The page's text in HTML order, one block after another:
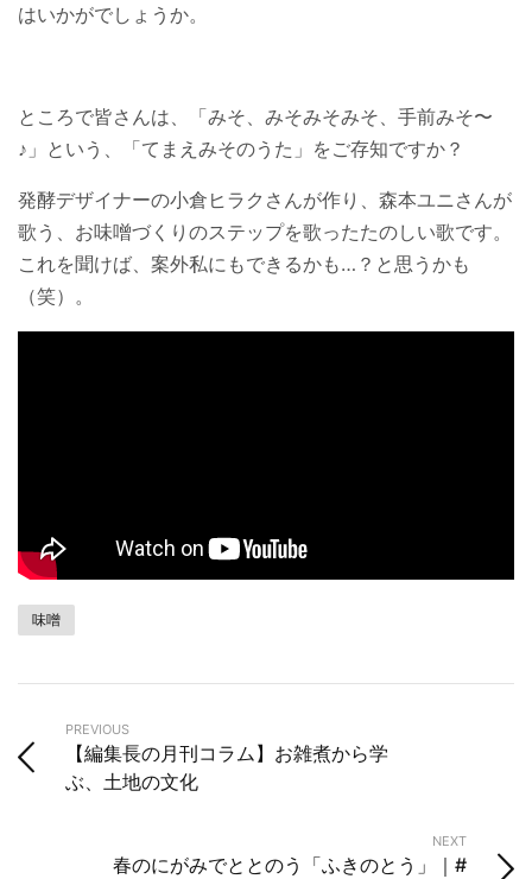
はいかがでしょうか。
ところで皆さんは、「みそ、みそみそみそ、手前みそ〜
♪」という、「てまえみそのうた」をご存知ですか？
発酵デザイナーの小倉ヒラクさんが作り、森本ユニさんが
歌う、お味噌づくりのステップを歌ったたのしい歌です。
これを聞けば、案外私にもできるかも…？と思うかも
（笑）。
味噌
PREVIOUS
【編集長の月刊コラム】お雑煮から学
ぶ、土地の文化
NEXT
春のにがみでととのう「ふきのとう」｜#